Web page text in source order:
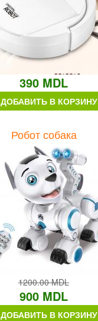
390 MDL
ДОБАВИТЬ В КОРЗИНУ
Робот собака
1200.00 MDL
900 MDL
ДОБАВИТЬ В КОРЗИНУ